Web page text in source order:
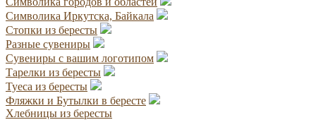
Символика Иркутска, Байкала
Стопки из бересты
Разные сувениры
Сувениры с вашим логотипом
Тарелки из бересты
Туеса из бересты
Фляжки и Бутылки в бересте
Хлебницы из бересты